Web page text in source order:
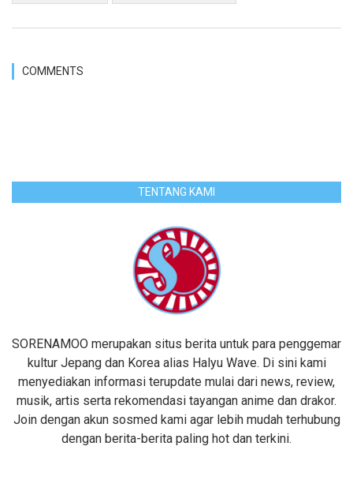
COMMENTS
TENTANG KAMI
SORENAMOO merupakan situs berita untuk para penggemar
kultur Jepang dan Korea alias Halyu Wave. Di sini kami
menyediakan informasi terupdate mulai dari news, review,
musik, artis serta rekomendasi tayangan anime dan drakor.
Join dengan akun sosmed kami agar lebih mudah terhubung
dengan berita-berita paling hot dan terkini.